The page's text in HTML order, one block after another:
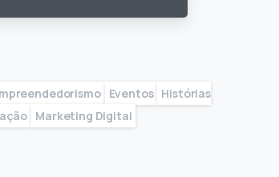
Eventos Histórias
Marketing Digital